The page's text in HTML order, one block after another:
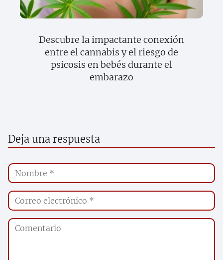
Descubre la impactante conexión
entre el cannabis y el riesgo de
psicosis en bebés durante el
embarazo
Deja una respuesta